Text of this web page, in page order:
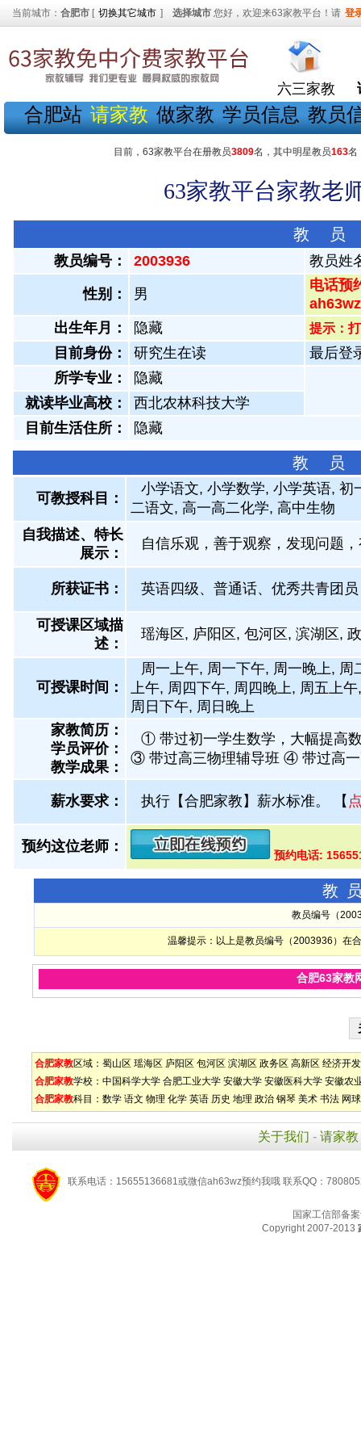
当前城市： 合肥市 [ 切换其它城市 ] 选择城市 您好，欢迎来63家教平台！请 登
六三家教
合肥站 请家教 做家教 学员信息 教员
目前，63家教平台在册教员3809名，其中明星教员163名
63家教平台家教老
教 员
教员编号： 2003936 教员姓
性别： 男
电话预
出生年月：
隐藏 提示：
目前身份： 研究生在读
最后登
所学专业：
隐藏
就读毕业高校：
西北农林科技大学
目前生活住所：
隐藏
教 员
可教授科目：
小学语文, 小学数学, 小学英语,
二语文, 高一高二化学, 高中生物
自我描述、特长
展示 ：
自信乐观，善于观察，发现问题
所获证书 ： 英语四级、普通话、优秀共青团员
可授课区域描
述：
瑶海区, 庐阳区, 包河区, 滨湖区,
可授课时间：
周一上午, 周一下午, 周一晚上,
上午, 周四下午, 周四晚上, 周五上
周日下午, 周日晚上
家教简历：
学员评价：
教学成果：
① 带过初一学生数学，大幅提高
③ 带过高三物理辅导班 ④ 带过高
薪水要求： 执行【合肥家教】薪水标准。 【
预约这位老师：
预约电话:
教
教员编号（
温馨提示：以上是教员编号（2003936）在
合肥63家教
合肥家教区域： 蜀山区 瑶海区 庐阳区 包河区 滨湖区 政务区 高新区 经济开
合肥家教学校： 中国科学大学 合肥工业大学 安徽大学 安徽医科大学 安徽农
合肥家教科目： 数学 语文 物理 化学 英语 历史 地理 政治 钢琴 美术 书法 网球
关于我们 - 请家教
联系电话：15655136681或微信ah63wz预约我哦 联系QQ：
国家工信部备
Copyright 2007-2013